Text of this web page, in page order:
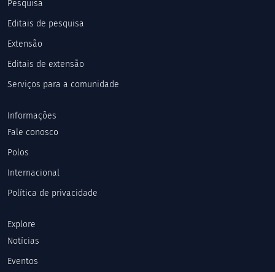
Pesquisa
Editais de pesquisa
Extensão
Editais de extensão
Serviços para a comunidade
Informações
Fale conosco
Polos
Internacional
Política de privacidade
Explore
Notícias
Eventos